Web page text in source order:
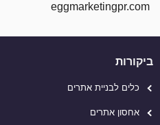
eggmarketingpr.com
ביקורות
כלים לבניית אתרים
אחסון אתרים